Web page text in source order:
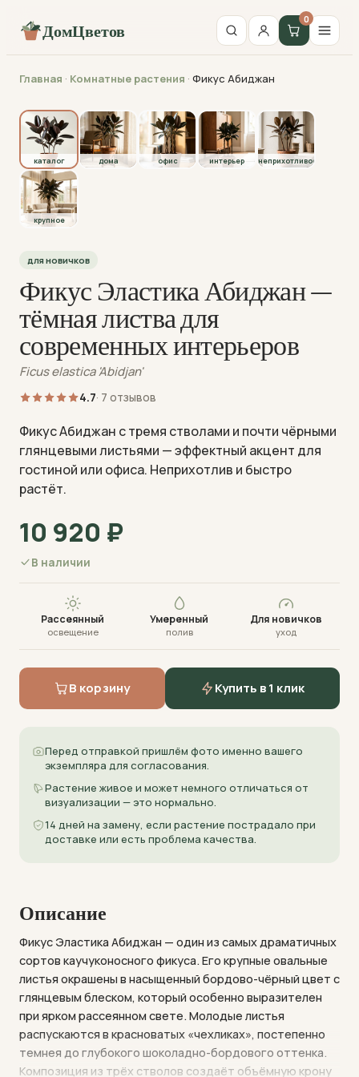
ДомЦветов
0
Главная · Комнатные растения · Фикус Абиджан
Визуализация · фото пришлём перед отправкой
каталог
каталог дома офис интерьер неприхотливое
крупное
для новичков
Фикус Эластика Абиджан —
тёмная листва для
современных интерьеров
Ficus elastica 'Abidjan'
4.7· 7 отзывов
Фикус Абиджан с тремя стволами и почти чёрными
глянцевыми листьями — эффектный акцент для
гостиной или офиса. Неприхотлив и быстро
растёт.
10 920 ₽
В наличии
Рассеянный
освещение
Умеренный
полив
Для новичков
уход
В корзину Купить в 1 клик
Перед отправкой пришлём фото именно вашего
экземпляра для согласования.
Растение живое и может немного отличаться от
визуализации — это нормально.
14 дней на замену, если растение пострадало при
доставке или есть проблема качества.
Описание
Фикус Эластика Абиджан — один из самых драматичных
сортов каучуконосного фикуса. Его крупные овальные
листья окрашены в насыщенный бордово-чёрный цвет с
глянцевым блеском, который особенно выразителен
при ярком рассеянном свете. Молодые листья
распускаются в красноватых «чехликах», постепенно
темнея до глубокого шоколадно-бордового оттенка.
Композиция из трёх стволов создаёт объёмную крону